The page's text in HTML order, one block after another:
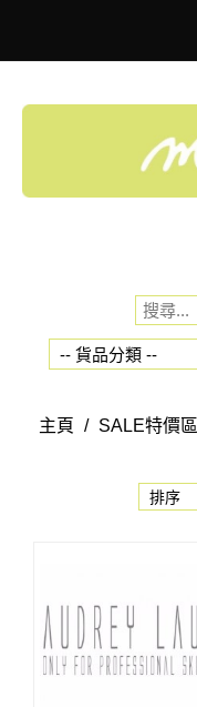
主頁 / SALE特價區